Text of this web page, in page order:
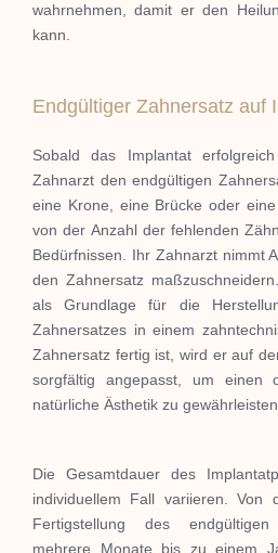
wahrnehmen, damit er den
kann.
Endgültiger Zahnersatz auf
Sobald das Implantat
Zahnarzt den endgültigen
eine Krone, eine Brücke oder
von der Anzahl der fehlenden
Bedürfnissen. Ihr Zahnarzt nimmt
den Zahnersatz maßzuschneidern.
als Grundlage für die
Zahnersatzes in einem
Zahnersatz fertig ist, wird er auf
sorgfältig angepasst, um einen
natürliche Ästhetik zu
Die Gesamtdauer des
individuellem Fall variieren.Von
Fertigstellung des
mehrere Monate bis zu einem